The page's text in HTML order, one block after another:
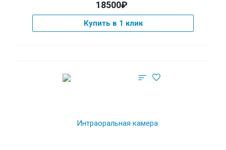
18500₽
Купить в 1 клик